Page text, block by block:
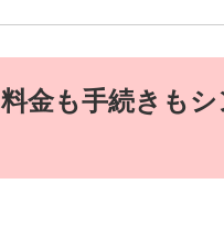
金も手続きも